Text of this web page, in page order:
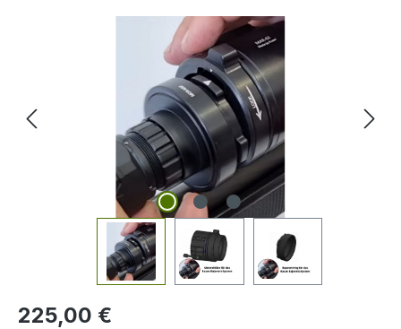
Bildergalerie überspringen
Regulärer Preis:
225,00 €